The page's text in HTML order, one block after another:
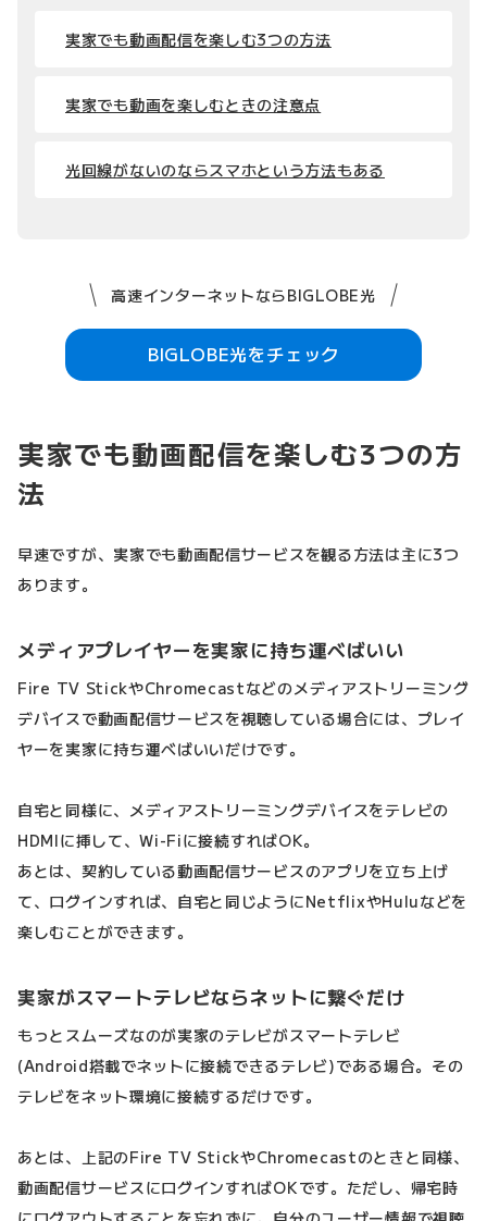
実家でも動画配信を楽しむ3つの方法
実家でも動画を楽しむときの注意点
光回線がないのならスマホという方法もある
高速インターネットならBIGLOBE光
BIGLOBE光をチェック
実家でも動画配信を楽しむ3つの方
法
早速ですが、実家でも動画配信サービスを観る方法は主に3つ
あります。
メディアプレイヤーを実家に持ち運べばいい
Fire TV StickやChromecastなどのメディアストリーミング
デバイスで動画配信サービスを視聴している場合には、プレイ
ヤーを実家に持ち運べばいいだけです。
自宅と同様に、メディアストリーミングデバイスをテレビの
HDMIに挿して、Wi-Fiに接続すればOK。
あとは、契約している動画配信サービスのアプリを立ち上げ
て、ログインすれば、自宅と同じようにNetflixやHuluなどを
楽しむことができます。
実家がスマートテレビならネットに繋ぐだけ
もっとスムーズなのが実家のテレビがスマートテレビ
(Android搭載でネットに接続できるテレビ)である場合。その
テレビをネット環境に接続するだけです。
あとは、上記のFire TV StickやChromecastのときと同様、
動画配信サービスにログインすればOKです。ただし、帰宅時